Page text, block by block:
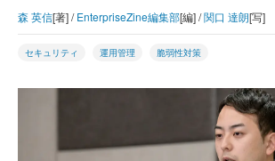
森 英信[著] /EnterpriseZine編集部[編] /関口 達朗[写]
セキュリティ 運用管理 脆弱性対策